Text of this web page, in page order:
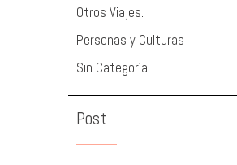
Otros Viajes.
Personas y Culturas
Sin Categoría
Post